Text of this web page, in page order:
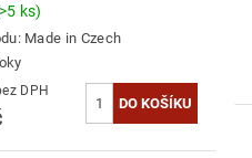
ks)
Made in Czech
Kč bez DPH